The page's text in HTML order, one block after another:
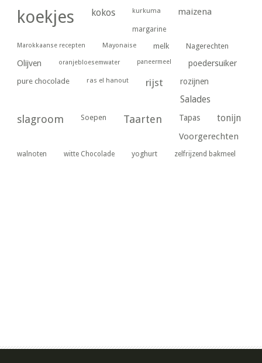
koekjes kokos kurkuma maizena
margarine
Marokkaanse recepten Mayonaise melk Nagerechten
Olijven oranjebloesemwater paneermeel poedersuiker
pure chocolade ras el hanout rijst rozijnen
Salades
slagroom Soepen Taarten Tapas tonijn
Voorgerechten
walnoten witte Chocolade yoghurt zelfrijzend bakmeel